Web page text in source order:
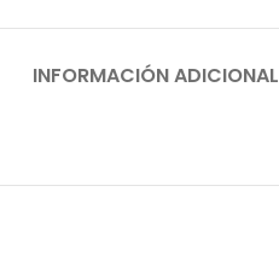
INFORMACIÓN ADICIONAL